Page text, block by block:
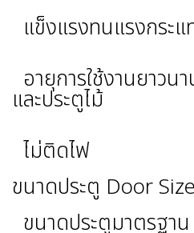
แข็งแรงทนแรงกระแ
อายุการใช้งานยาวน
และประตูไม้
ไม่ติดไฟ
ขนาดประตู Door
ขนาดประตูมาตรฐา